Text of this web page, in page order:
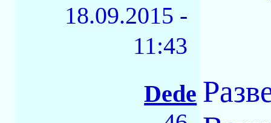
18.09.2015 -
11:43
Dede